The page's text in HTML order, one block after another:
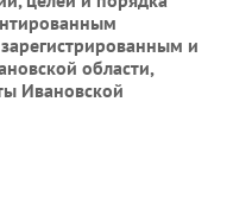
и
области,
Ивановской